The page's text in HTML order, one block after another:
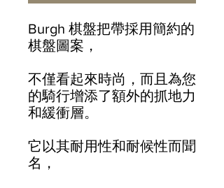
Burgh 棋盤把帶採用簡約的
棋盤圖案，
不僅看起來時尚，而且為您
的騎行增添了額外的抓地力
和緩衝層。
它以其耐用性和耐候性而聞
名，